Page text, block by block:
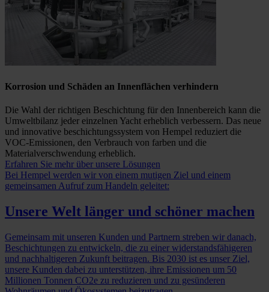
Korrosion und Schäden an Innenflächen verhindern
Die Wahl der richtigen Beschichtung für den Innenbereich kann die
Umweltbilanz jeder einzelnen Yacht erheblich verbessern. Das neue
und innovative beschichtungssystem von Hempel reduziert die
VOC-Emissionen, den Verbrauch von farben und die
Materialverschwendung erheblich.
Erfahren Sie mehr über unsere Lösungen
Bei Hempel werden wir von einem mutigen Ziel und einem
gemeinsamen Aufruf zum Handeln geleitet:
Unsere Welt länger und schöner machen
Gemeinsam mit unseren Kunden und Partnern streben wir danach,
Beschichtungen zu entwickeln, die zu einer widerstandsfähigeren
und nachhaltigeren Zukunft beitragen. Bis 2030 ist es unser Ziel,
unsere Kunden dabei zu unterstützen, ihre Emissionen um 50
Millionen Tonnen CO2e zu reduzieren und zu gesünderen